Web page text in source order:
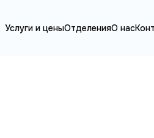
Услуги и ценыОтделенияО нас